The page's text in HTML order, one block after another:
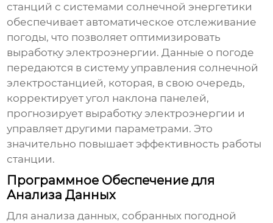
станций с системами солнечной энергетики
обеспечивает автоматическое отслеживание
погоды, что позволяет оптимизировать
выработку электроэнергии. Данные о погоде
передаются в систему управления солнечной
электростанцией, которая, в свою очередь,
корректирует угол наклона панелей,
прогнозирует выработку электроэнергии и
управляет другими параметрами. Это
значительно повышает эффективность работы
станции.
Программное Обеспечение для
Анализа Данных
Для анализа данных, собранных погодной